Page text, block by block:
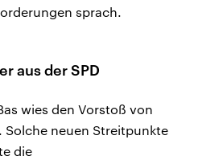
sprach.
aus der SPD
wies den Vorstoß von
Solche neuen Streitpunkte
die